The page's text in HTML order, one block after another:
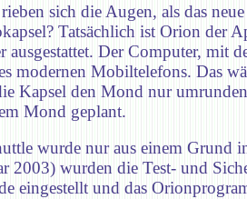
sich die Augen, als das
Tatsächlich ist Orion der
ausgestattet. Der Computer, mit
modernen Mobiltelefons. Das
Kapsel den Mond nur
Mond geplant.
wurde nur aus einem Grund
2003) wurden die Test- und
eingestellt und das